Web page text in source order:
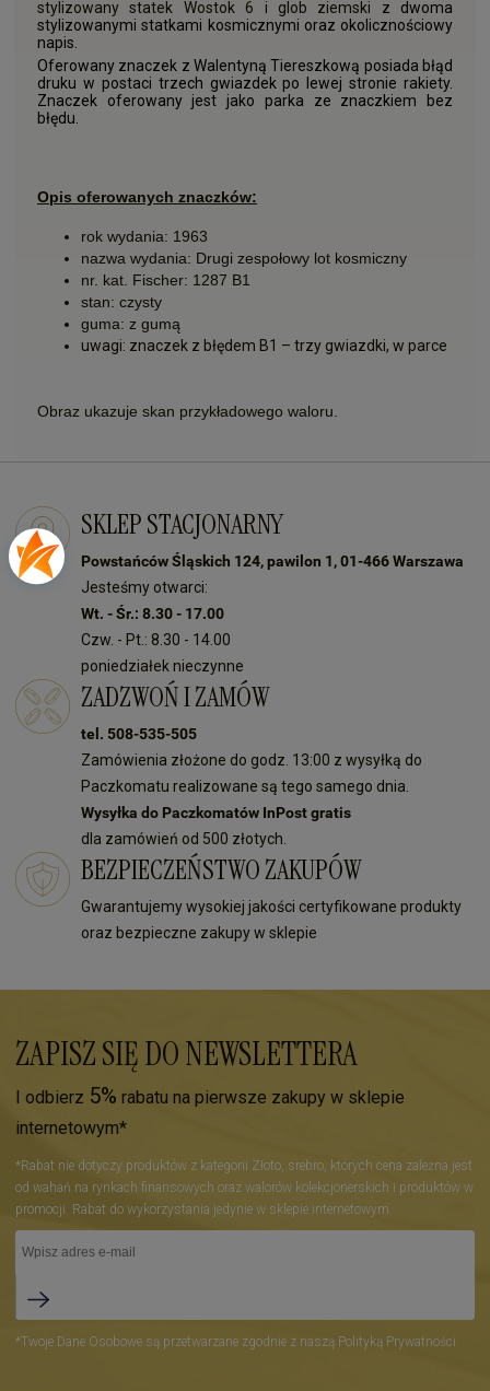
stylizowany statek Wostok 6 i glob ziemski z dwoma
stylizowanymi statkami kosmicznymi oraz okolicznościowy
napis.
Oferowany znaczek z Walentyną Tiereszkową posiada błąd
druku w postaci trzech gwiazdek po lewej stronie rakiety.
Znaczek oferowany jest jako parka ze znaczkiem bez
błędu.
Opis oferowanych znaczków:
rok wydania: 1963
nazwa wydania: Drugi zespołowy lot kosmiczny
nr. kat. Fischer: 1287 B1
stan: czysty
guma: z gumą
uwagi: znaczek z błędem B1 – trzy gwiazdki, w parce
Obraz ukazuje skan przykładowego waloru.
SKLEP STACJONARNY
Powstańców Śląskich 124, pawilon 1, 01-466 Warszawa
Jesteśmy otwarci:
Wt. - Śr.: 8.30 - 17.00
Czw. - Pt.: 8.30 - 14.00
poniedziałek nieczynne
ZADZWOŃ I ZAMÓW
tel. 508-535-505
Zamówienia złożone do godz. 13:00 z wysyłką do
Paczkomatu realizowane są tego samego dnia.
Wysyłka do Paczkomatów InPost gratis
dla zamówień od 500 złotych.
BEZPIECZEŃSTWO ZAKUPÓW
Gwarantujemy wysokiej jakości certyfikowane produkty
oraz bezpieczne zakupy w sklepie
ZAPISZ SIĘ DO NEWSLETTERA
I odbierz 5% rabatu na pierwsze zakupy w sklepie
internetowym*
*Rabat nie dotyczy produktów z kategorii Złoto, srebro, których cena zależna jest
od wahań na rynkach finansowych oraz walorów kolekcjonerskich i produktów w
promocji. Rabat do wykorzystania jedynie w sklepie internetowym.
*Twoje Dane Osobowe są przetwarzane zgodnie z naszą Polityką Prywatności.